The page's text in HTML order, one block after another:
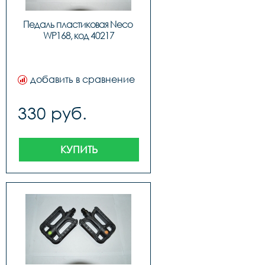
Педаль пластиковая Neco
WP168, код 40217
добавить в сравнение
330 руб.
КУПИТЬ